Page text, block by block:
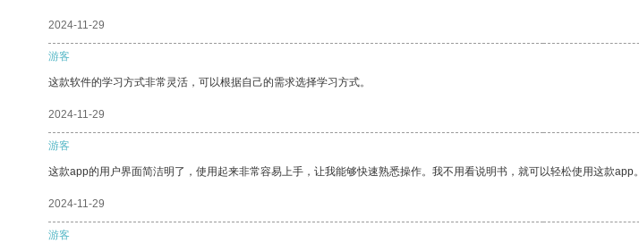
2024-11-29
游客
这款软件的学习方式非常灵活，可以根据自己的需求选择学习方式。
2024-11-29
游客
这款app的用户界面简洁明了，使用起来非常容易上手，让我能够快速熟悉操作。我不用看说明书，就可以轻松使用这款app。
2024-11-29
游客